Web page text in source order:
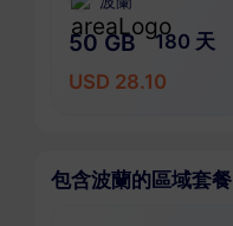
50 GB
180 天
USD 28.10
包含波蘭的區域套餐